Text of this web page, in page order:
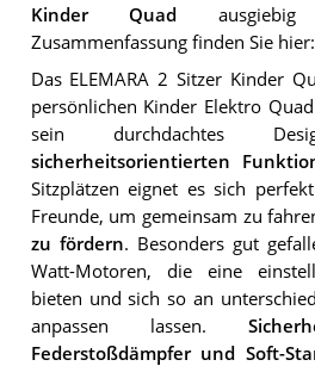
Kinder Quad ausgiebig
Zusammenfassung finden Sie hier:
Das ELEMARA 2 Sitzer Kinder
persönlichen Kinder Elektro
sein durchdachtes
sicherheitsorientierten
Sitzplätzen eignet es sich
Freunde, um gemeinsam zu
zu fördern. Besonders gut
Watt-Motoren, die eine
bieten und sich so an
anpassen lassen.
Federstoßdämpfer und Soft-